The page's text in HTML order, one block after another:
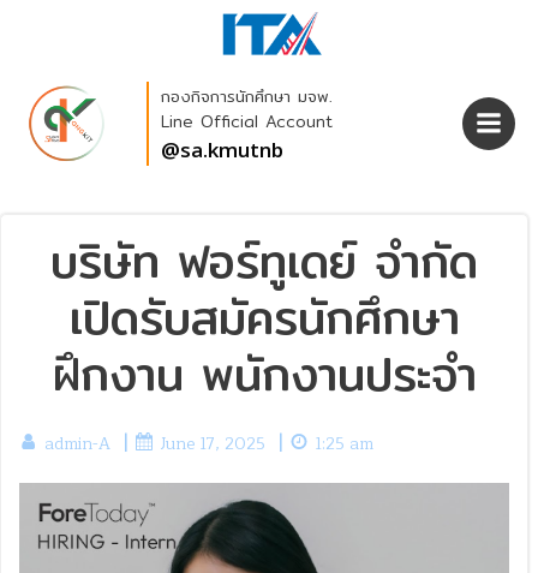
Skip
to
กองกิจการนักศึกษา มจพ.
Line Official Account
@sa.kmutnb
บริษัท ฟอร์ทูเดย์ จำกัด
เปิดรับสมัครนักศึกษา
ฝึกงาน พนักงานประจำ
admin-A | June 17, 2025 | 1:25 am